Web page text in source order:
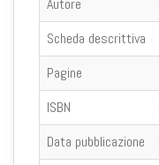
Autore
Scheda descrittiva
Pagine
ISBN
Data pubblicazione